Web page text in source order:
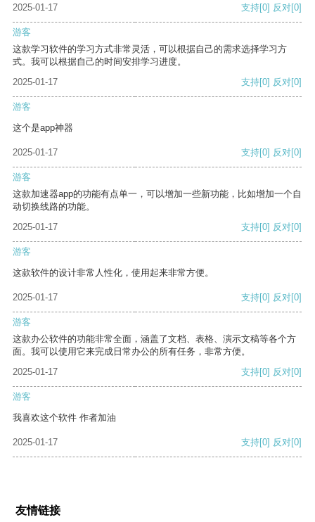
2025-01-17
支持[0] 反对[0]
游客
这款学习软件的学习方式非常灵活，可以根据自己的需求选择学习方
式。我可以根据自己的时间安排学习进度。
2025-01-17
支持[0] 反对[0]
游客
这个是app神器
2025-01-17 支持[0] 反对[0]
游客
这款加速器app的功能有点单一，可以增加一些新功能，比如增加一个自
动切换线路的功能。
2025-01-17
支持[0] 反对[0]
游客
这款软件的设计非常人性化，使用起来非常方便。
2025-01-17 支持[0] 反对[0]
游客
这款办公软件的功能非常全面，涵盖了文档、表格、演示文稿等各个方
面。我可以使用它来完成日常办公的所有任务，非常方便。
2025-01-17
支持[0] 反对[0]
游客
我喜欢这个软件 作者加油
2025-01-17 支持[0] 反对[0]
友情链接